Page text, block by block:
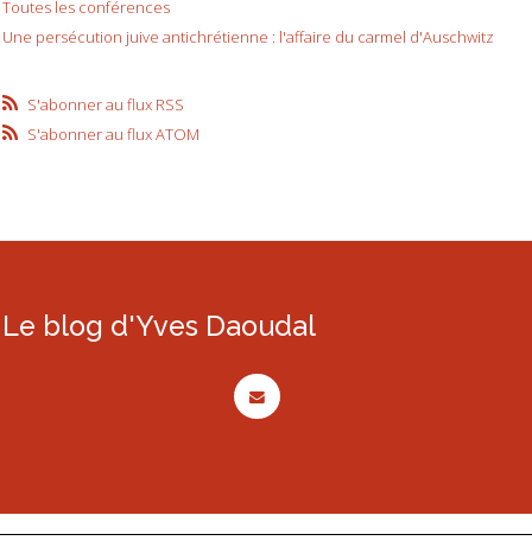
Toutes les conférences
Une persécution juive antichrétienne : l'affaire du carmel d'Auschwitz
S'abonner au flux RSS
S'abonner au flux ATOM
Le blog d'Yves Daoudal